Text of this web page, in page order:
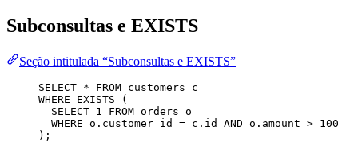
Subconsultas e EXISTS
Seção intitulada “Subconsultas e EXISTS”
SELECT * FROM customers c
WHERE
EXISTS (
SELECT 1 FROM orders o
WHERE o . customer_id = c . id AND o . amount > 100
);